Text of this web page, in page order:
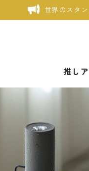
世界のスタ
推し